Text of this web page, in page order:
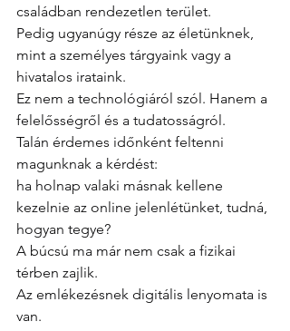
családban rendezetlen terület.
Pedig ugyanúgy része az életünknek,
mint a személyes tárgyaink vagy a
hivatalos irataink.
Ez nem a technológiáról szól. Hanem a
felelősségről és a tudatosságról.
Talán érdemes időnként feltenni
magunknak a kérdést:
ha holnap valaki másnak kellene
kezelnie az online jelenlétünket, tudná,
hogyan tegye?
A búcsú ma már nem csak a fizikai
térben zajlik.
Az emlékezésnek digitális lenyomata is
van.